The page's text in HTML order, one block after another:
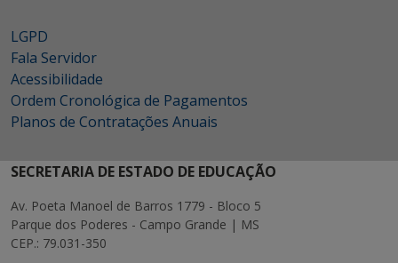
LGPD
Fala Servidor
Acessibilidade
Ordem Cronológica de Pagamentos
Planos de Contratações Anuais
SECRETARIA DE ESTADO DE EDUCAÇÃO
Av. Poeta Manoel de Barros 1779 - Bloco 5
Parque dos Poderes - Campo Grande | MS
CEP.: 79.031-350